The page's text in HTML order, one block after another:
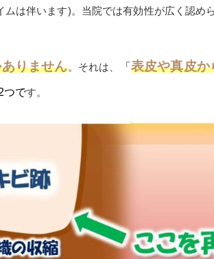
は伴います)。当院では有効性が広く認め
りません。それは、 「 表皮や真皮
つです。